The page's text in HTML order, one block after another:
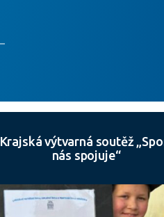
Krajská výtvarná soutěž
nás spojuje“